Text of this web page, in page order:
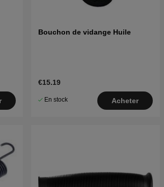
Bouchon de vidange Huile
€15.19
En stock Acheter